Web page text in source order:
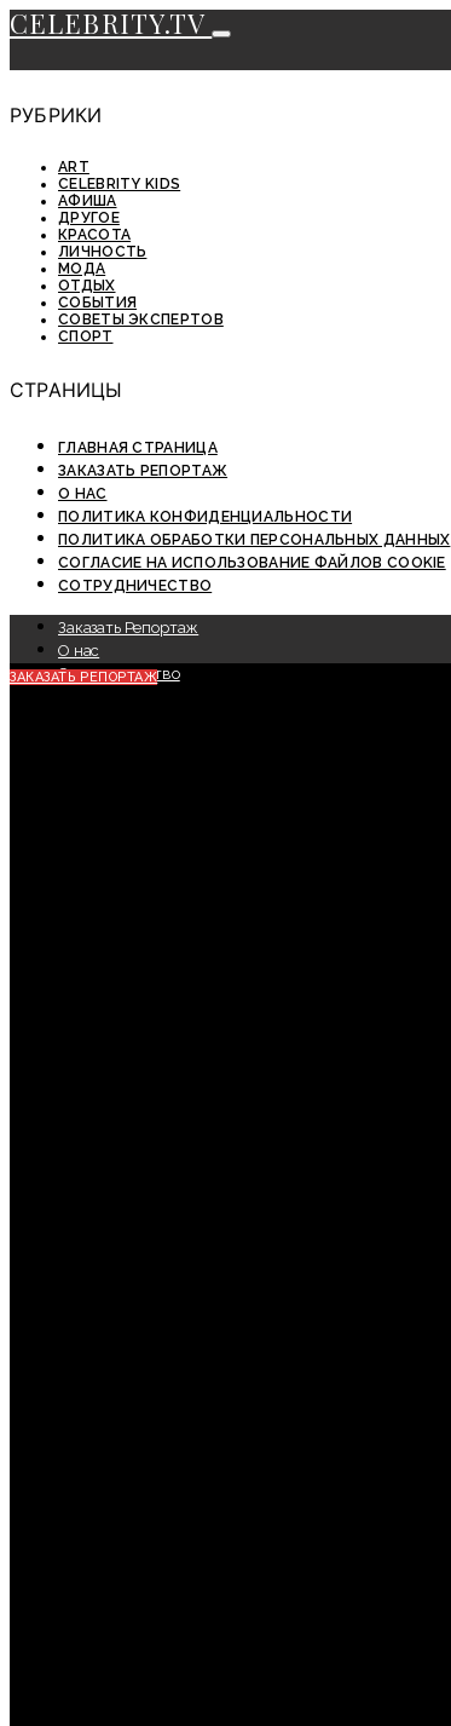
CELEBRITY.TV
РУБРИКИ
ART
CELEBRITY KIDS
АФИША
ДРУГОЕ
КРАСОТА
ЛИЧНОСТЬ
МОДА
ОТДЫХ
СОБЫТИЯ
СОВЕТЫ ЭКСПЕРТОВ
СПОРТ
СТРАНИЦЫ
ГЛАВНАЯ СТРАНИЦА
ЗАКАЗАТЬ РЕПОРТАЖ
О НАС
ПОЛИТИКА КОНФИДЕНЦИАЛЬНОСТИ
ПОЛИТИКА ОБРАБОТКИ ПЕРСОНАЛЬНЫХ ДАННЫХ
СОГЛАСИЕ НА ИСПОЛЬЗОВАНИЕ ФАЙЛОВ COOKIE
СОТРУДНИЧЕСТВО
Заказать Репортаж
О нас
Сотрудничество
ЗАКАЗАТЬ РЕПОРТАЖ